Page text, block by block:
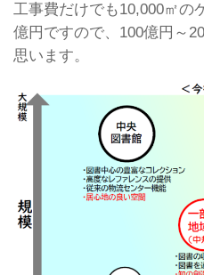
工事費だけでも10,000㎡の
億円ですので、100億円～
思います。